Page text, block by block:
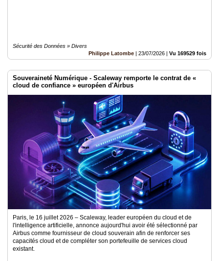
Sécurité des Données » Divers
Philippe Latombe | 23/07/2026 | Vu 169529 fois
Souveraineté Numérique - Scaleway remporte le contrat de «
cloud de confiance » européen d'Airbus
Paris, le 16 juillet 2026 – Scaleway, leader européen du cloud et de
l'intelligence artificielle, annonce aujourd'hui avoir été sélectionné par
Airbus comme fournisseur de cloud souverain afin de renforcer ses
capacités cloud et de compléter son portefeuille de services cloud
existant.